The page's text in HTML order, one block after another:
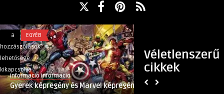
Véletlenszerű
cikkek
Gyerek
képregény
és
Marvel
képregény
bejegyzéshez
a
hozzászólások
lehetősége
kikapcsolva
EGYÉB
Informacio Informacio
Gyerek képregény és Marvel képregény
megkurtított
női
lehetősége
kikapcsolva